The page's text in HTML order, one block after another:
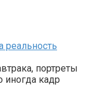
реальность
портреты
иногда кадр